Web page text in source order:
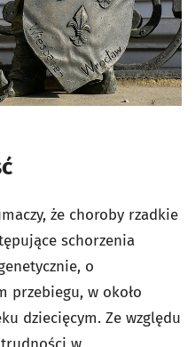
że choroby rzadkie
schorzenia
o
przebiegu, w około
dziecięcym. Ze względu